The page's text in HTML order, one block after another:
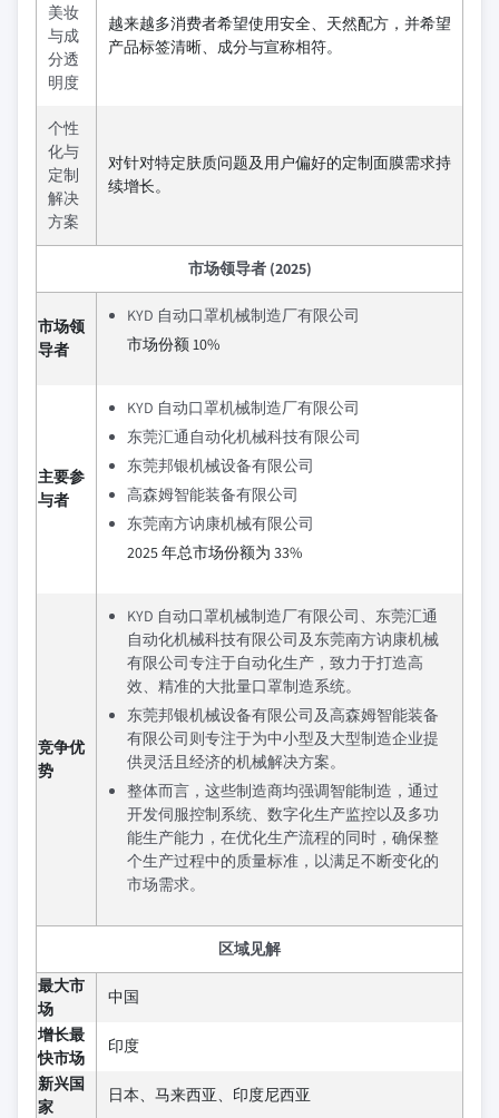
美妆
与成
分透
明度
越来越多消费者希望使用安全、天然配方，并希望
产品标签清晰、成分与宣称相符。
个性
化与
定制
解决
方案
对针对特定肤质问题及用户偏好的定制面膜需求持
续增长。
市场领导者 (2025)
市场领
导者
KYD 自动口罩机械制造厂有限公司
市场份额 10%
主要参
与者
KYD 自动口罩机械制造厂有限公司
东莞汇通自动化机械科技有限公司
东莞邦银机械设备有限公司
高森姆智能装备有限公司
东莞南方讷康机械有限公司
2025 年总市场份额为 33%
竞争优
势
KYD 自动口罩机械制造厂有限公司、东莞汇通
自动化机械科技有限公司及东莞南方讷康机械
有限公司专注于自动化生产，致力于打造高
效、精准的大批量口罩制造系统。
东莞邦银机械设备有限公司及高森姆智能装备
有限公司则专注于为中小型及大型制造企业提
供灵活且经济的机械解决方案。
整体而言，这些制造商均强调智能制造，通过
开发伺服控制系统、数字化生产监控以及多功
能生产能力，在优化生产流程的同时，确保整
个生产过程中的质量标准，以满足不断变化的
市场需求。
区域见解
最大市
场
中国
增长最
快市场
印度
新兴国
家
日本、马来西亚、印度尼西亚